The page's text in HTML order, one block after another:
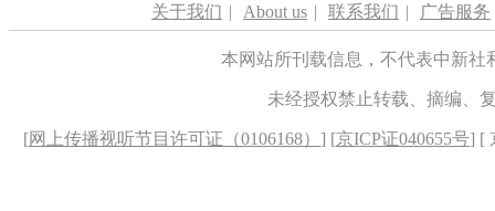
关于我们 | About us | 联系我们 | 广告服务
本网站所刊载信息，不代表中新
未经授权禁止转载、摘编、
[网上传播视听节目许可证（0106168） ] [京ICP证040655号] [